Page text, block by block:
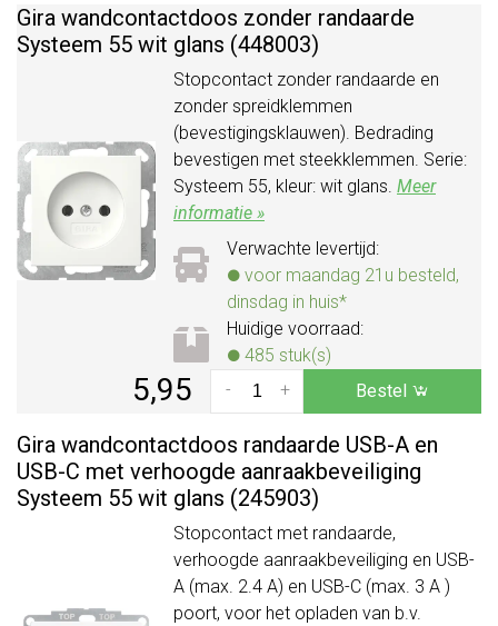
Gira wandcontactdoos zonder randaarde
Systeem 55 wit glans (448003)
Stopcontact zonder randaarde en
zonder spreidklemmen
(bevestigingsklauwen). Bedrading
bevestigen met steekklemmen. Serie:
Systeem 55, kleur: wit glans. Meer
informatie »
Verwachte levertijd:
voor maandag 21u besteld,
dinsdag in huis*
Huidige voorraad:
485 stuk(s)
5,95 +
- Bestel
Gira wandcontactdoos randaarde USB-A en
USB-C met verhoogde aanraakbeveiliging
Systeem 55 wit glans (245903)
Stopcontact met randaarde,
verhoogde aanraakbeveiliging en USB-
A (max. 2.4 A) en USB-C (max. 3 A )
poort, voor het opladen van b.v.